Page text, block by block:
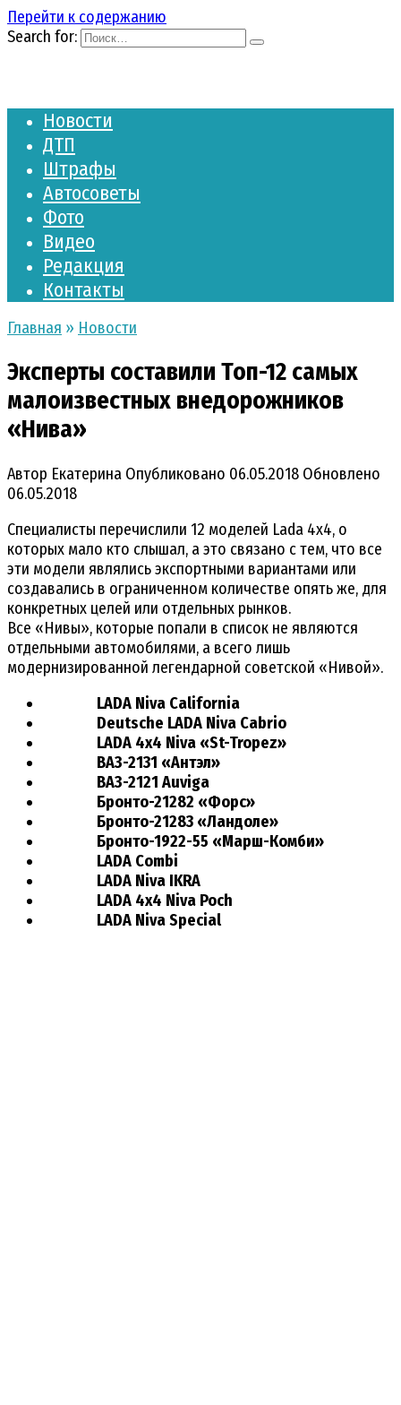
Перейти к содержанию
Search for:
Новости
ДТП
Штрафы
Автосоветы
Фото
Видео
Редакция
Контакты
Главная » Новости
Эксперты составили Топ-12 самых
малоизвестных внедорожников
«Нива»‍
Автор Екатерина Опубликовано 06.05.2018 Обновлено
06.05.2018
Специалисты перечислили 12 моделей Lada 4х4, о
которых мало кто слышал, а это связано с тем, что все
эти модели являлись экспортными вариантами или
создавались в ограниченном количестве опять же, для
конкретных целей или отдельных рынков.
Все «Нивы», которые попали в список не являются
отдельными автомобилями, а всего лишь
модернизированной легендарной советской «Нивой».
LADA Niva California
Deutsche LADA Niva Cabrio
LADA 4х4 Niva «St-Tropez»
ВАЗ-2131 «Антэл»
ВАЗ-2121 Auviga
Бронто-21282 «Форс»
Бронто-21283 «Ландоле»
Бронто-1922-55 «Марш-Комби»
LADA Combi
LADA Niva IKRA
LADA 4х4 Niva Poch
LADA Niva Special